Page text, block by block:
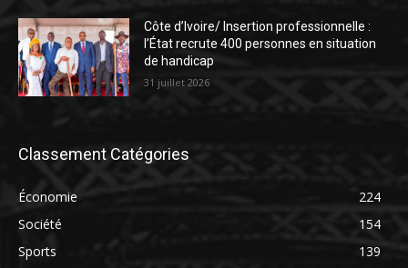
Côte d’Ivoire/ Insertion professionnelle :
l’État recrute 400 personnes en situation
de handicap
31 juillet 2026
Classement Catégories
Économie
224
Société
154
Sports
139